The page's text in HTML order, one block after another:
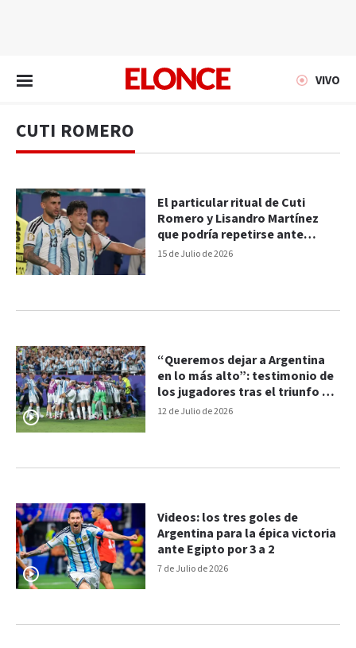
VIVO
CUTI ROMERO
15 de Julio de 2026
El particular ritual de Cuti
Romero y Lisandro Martínez
que podría repetirse ante
Inglaterra
12 de Julio de 2026
“Queremos dejar a Argentina
en lo más alto”: testimonio de
los jugadores tras el triunfo de
la Selección
7 de Julio de 2026
Videos: los tres goles de
Argentina para la épica victoria
ante Egipto por 3 a 2